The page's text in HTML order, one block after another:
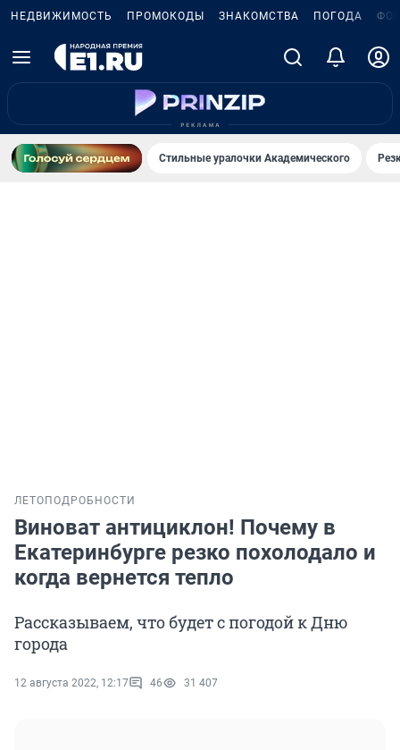
НЕДВИЖИМОСТЬ ПРОМОКОДЫ ЗНАКОМСТВА ПОГОДА
Стильные уралочки Академического
ЛЕТО ПОДРОБНОСТИ
Виноват антициклон! Почему в
Екатеринбурге резко похолодало и
когда вернется тепло
Рассказываем, что будет с погодой к Дню
города
12 августа 2022, 12:17 46 31 407